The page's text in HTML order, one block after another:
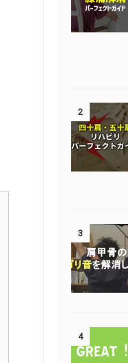
2
3
4